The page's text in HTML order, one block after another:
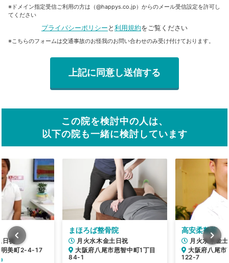
※ドメイン指定受信ご利用の方は（@happys.co.jp）からのメール受信設定を許可し
てください
プライバシーポリシーと利用規約をご覧ください
※こちらのフォームは交通事故のお怪我のお問い合わせのみ受け付けております。
この院を検討中の人は、
以下の院も一緒に検討しています
まほろば整骨院
月火水木金土日祝
大阪府八尾市恩智中町1丁目
84-1
高安柔整院
月火水木金
大阪府八尾市
122-7
祝
明美町2-4-17